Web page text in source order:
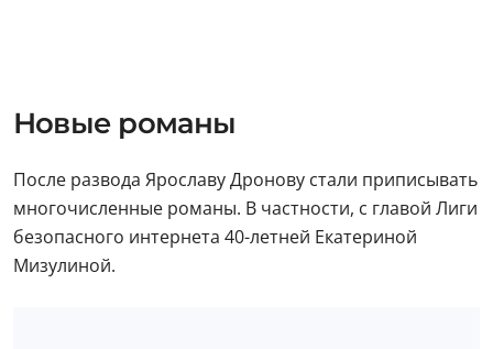
Новые романы
После развода Ярославу Дронову стали приписывать
многочисленные романы. В частности, с главой Лиги
безопасного интернета 40-летней Екатериной
Мизулиной.